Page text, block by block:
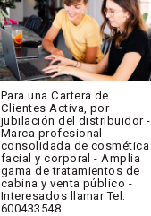
Para una Cartera de
Clientes Activa, por
jubilación del distribuidor -
Marca profesional
consolidada de cosmética
facial y corporal - Amplia
gama de tratamientos de
cabina y venta público -
Interesados llamar Tel.
600433548